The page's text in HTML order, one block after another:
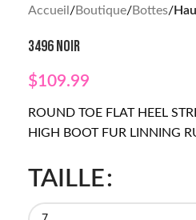
Accueil Boutique Bottes
3496 NOIR
$109.99
ROUND TOE FLAT HEEL
HIGH BOOT FUR LINNING
TAILLE